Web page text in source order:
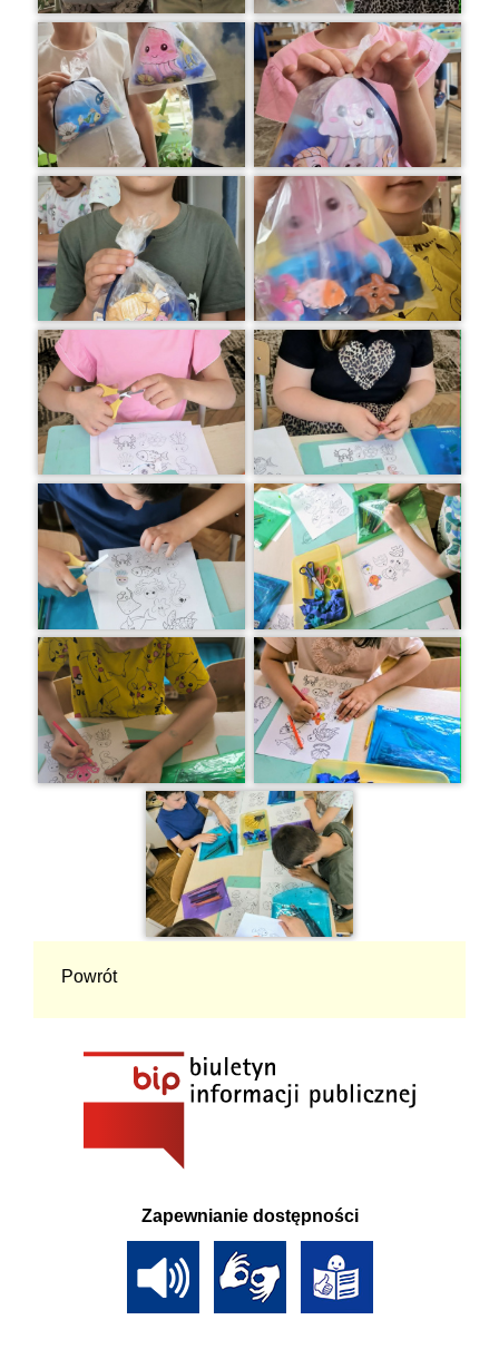
Powrót
Zapewnianie dostępności